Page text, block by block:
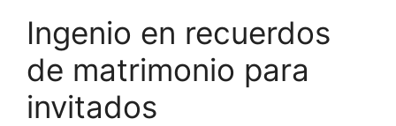
Ingenio en recuerdos
de matrimonio para
invitados